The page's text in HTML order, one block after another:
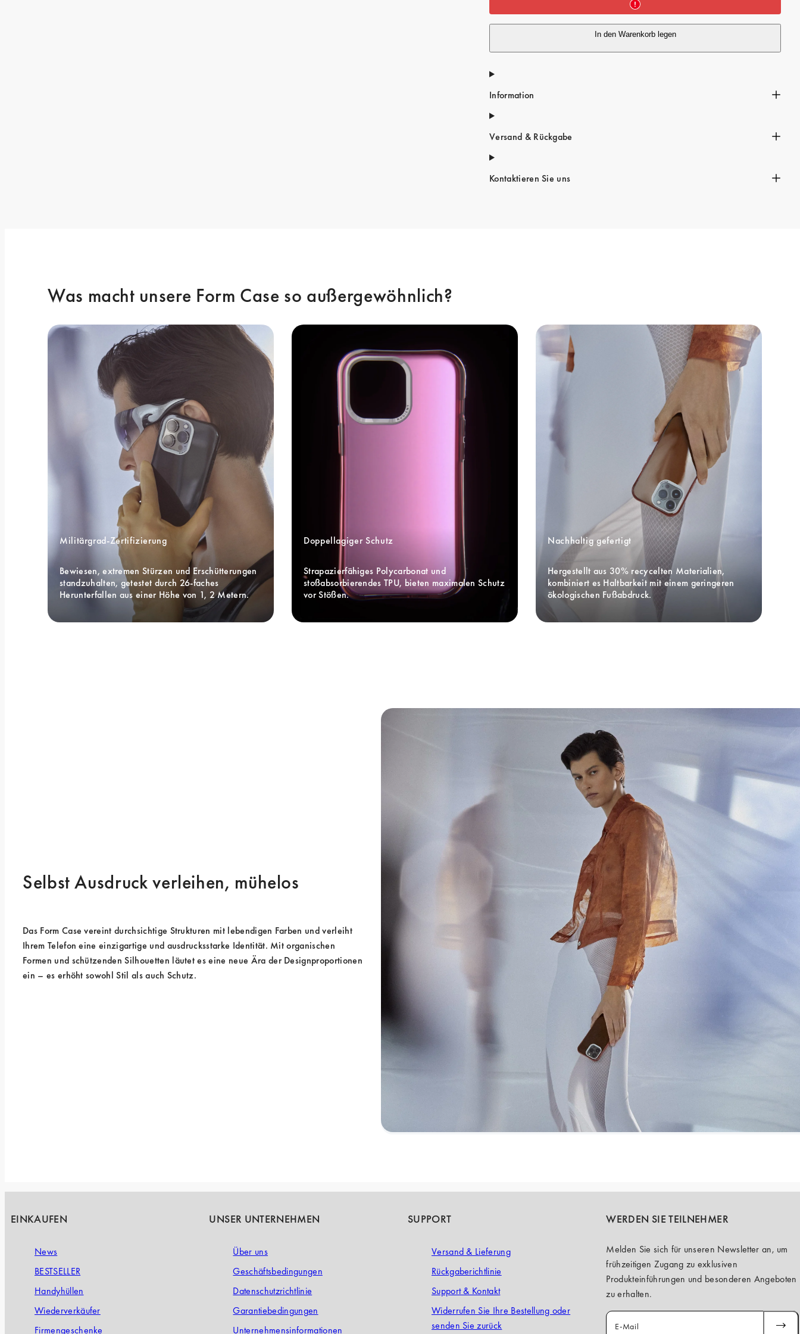
r
In den Warenkorb legen
Information
Versand & Rückgabe
Kontaktieren Sie uns
Was macht unsere Form Case so außergewöhnlich?
Militärgrad-Zertifizierung
Bewiesen, extremen Stürzen und Erschütterungen
standzuhalten, getestet durch 26-faches
Herunterfallen aus einer Höhe von 1, 2 Metern.
Doppellagiger Schutz
Strapazierfähiges Polycarbonat und
stoßabsorbierendes TPU, bieten maximalen Schutz
vor Stößen.
Nachhaltig gefertigt
Hergestellt aus 30% recycelten Materialien,
kombiniert es Haltbarkeit mit einem geringeren
ökologischen Fußabdruck.
Selbst Ausdruck verleihen, mühelos
Das Form Case vereint durchsichtige Strukturen mit lebendigen Farben und verleiht
Ihrem Telefon eine einzigartige und ausdrucksstarke Identität. Mit organischen
Formen und schützenden Silhouetten läutet es eine neue Ära der Designproportionen
ein – es erhöht sowohl Stil als auch Schutz.
EINKAUFEN
News
BESTSELLER
Handyhüllen
Wiederverkäufer
Firmengeschenke
UNSER UNTERNEHMEN
Über uns
Geschäftsbedingungen
Datenschutzrichtlinie
Garantiebedingungen
Unternehmensinformationen
SUPPORT
Versand & Lieferung
Rückgaberichtlinie
Support & Kontakt
Widerrufen Sie Ihre Bestellung oder
senden Sie zurück
WERDEN SIE TEILNEHMER
Melden Sie sich für unseren Newsletter an, um
frühzeitigen Zugang zu exklusiven
Produkteinführungen und besonderen Angeboten
zu erhalten.
E-Mail